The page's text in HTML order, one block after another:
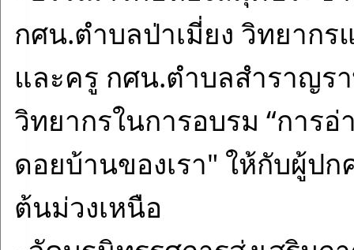
กศน.ตำบลป่าเมี่ยง วิทยาก
และครู กศน.ตำบลสำราญร
วิทยากรในการอบรม “การ
ดอยบ้านของเรา" ให้กับผู้ป
ต้นม่วงเหนือ